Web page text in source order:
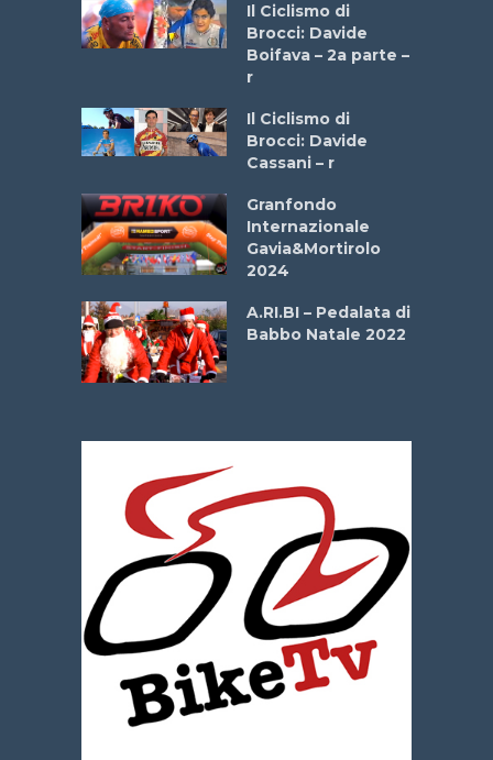
Il Ciclismo di
Brocci: Davide
Boifava – 2a parte –
r
Il Ciclismo di
Brocci: Davide
Cassani – r
Granfondo
Internazionale
Gavia&Mortirolo
2024
A.RI.BI – Pedalata di
Babbo Natale 2022